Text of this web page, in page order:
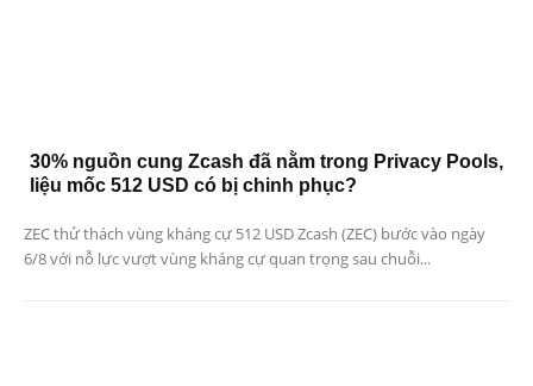
30% nguồn cung Zcash đã nằm trong Privacy Pools,
liệu mốc 512 USD có bị chinh phục?
ZEC thử thách vùng kháng cự 512 USD Zcash (ZEC) bước vào ngày
6/8 với nỗ lực vượt vùng kháng cự quan trọng sau chuỗi...